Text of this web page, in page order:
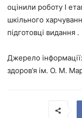
оцінили роботу І
шкільного
підготовці видання .
Джерело
здоров’я ім. О. М.